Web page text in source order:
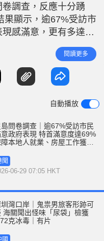
n
卷調查，反應十分踴
果顯示，逾67%受訪市
感滿意，更有多達
超表現。至於最獲市民
人優先就業居首；第
刷臉」通關及增加子
時間降至4.7年、推
閱讀更多
自動播放
島問卷調查｜逾67%受訪市民
政府表現 特首滿意度達69%
本地人就業、房屋工作獲支
聞
06-29 07:05 HKT
灣口岸｜鬼祟男旅客形跡可
獲
克冰毒｜有片
國